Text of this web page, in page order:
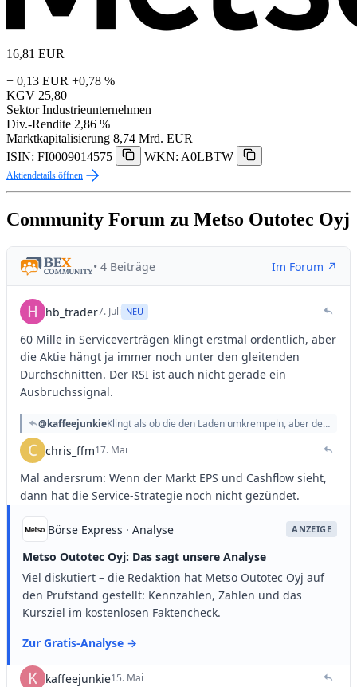
16,81 EUR
+ 0,13 EUR +0,78 %
KGV 25,80
Sektor Industrieunternehmen
Div.-Rendite 2,86 %
Marktkapitalisierung 8,74 Mrd. EUR
ISIN: FI0009014575
WKN: A0LBTW
Aktiendetails öffnen
Community Forum zu Metso Outotec Oyj